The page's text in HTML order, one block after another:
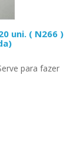
uni. ( N266 )
para fazer